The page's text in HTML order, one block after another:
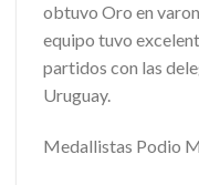
obtuvo Oro en
equipo tuvo
partidos con las
Uruguay.
Medallistas Podio